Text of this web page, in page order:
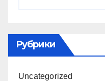
Рубрики
Uncategorized